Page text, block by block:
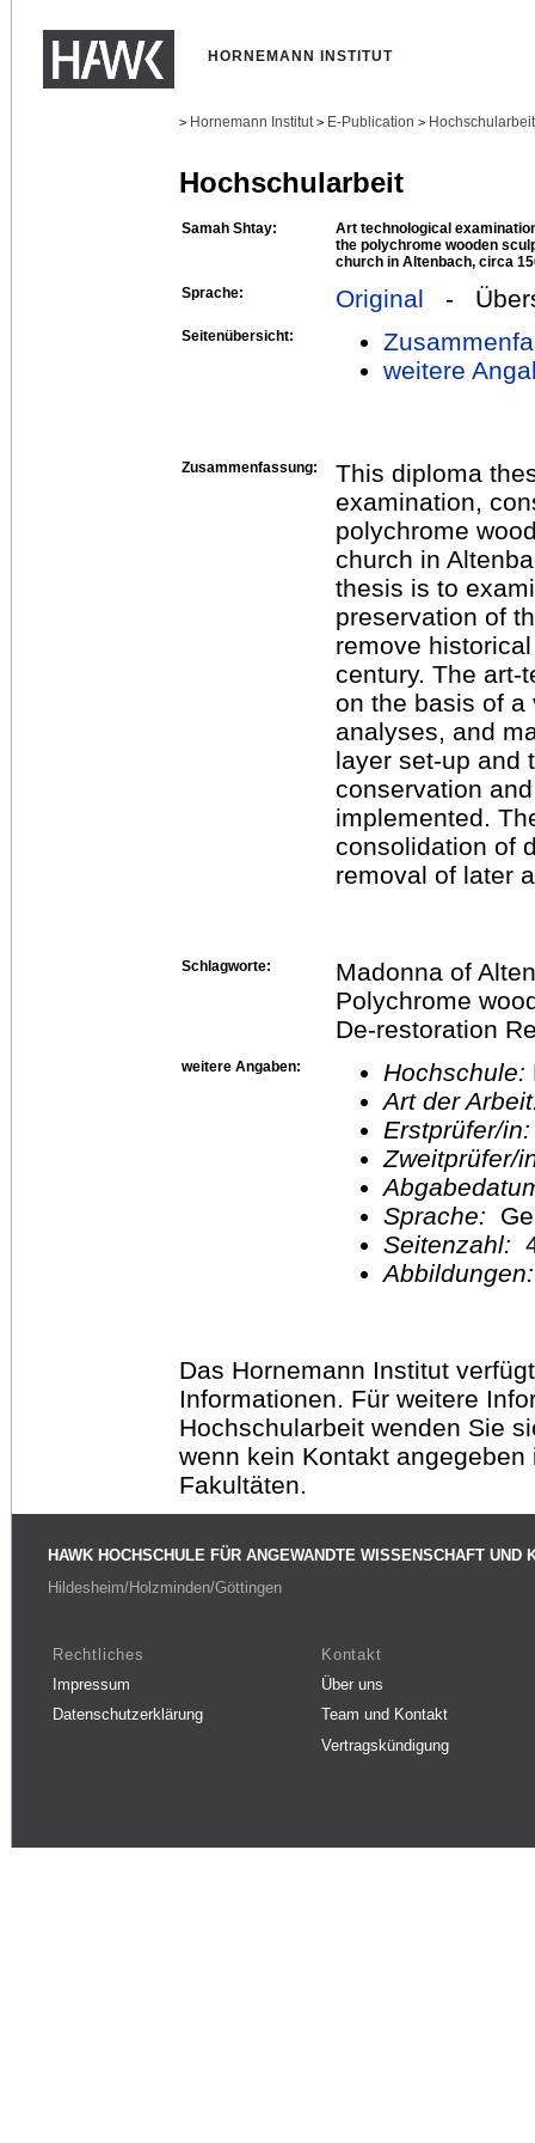
HORNEMANN INSTITUT
> Hornemann Institut > E-Publication >
Hochschularbeit
Samah Shtay:
Art technological
the polychrome wooden
church in Altenbach, circa
Sprache:
Original -
Seitenübersicht:
weitere
Zusammenfassung:
This diploma
examination,
polychrome
church in
thesis is to
preservation of
remove
century. The art-
on the basis of
analyses, and
layer set-up and
conservation
implemented.
consolidation of
removal of later
Schlagworte:
Madonna of
Polychrome
De-restoration
weitere Angaben: Hochschule:
Art der
Erstprüfer/
Sprache:
Seitenzahl:
Das Hornemann Institut
Informationen. Für weitere
Hochschularbeit wenden Sie
wenn kein Kontakt
Fakultäten.
HAWK HOCHSCHULE FÜR ANGEWANDTE WISSENSCHAFT UND
Hildesheim/Holzminden/Göttingen
Rechtliches
Impressum
Datenschutzerklärung
Kontakt
Über uns
Team und Kontakt
Vertragskündigung